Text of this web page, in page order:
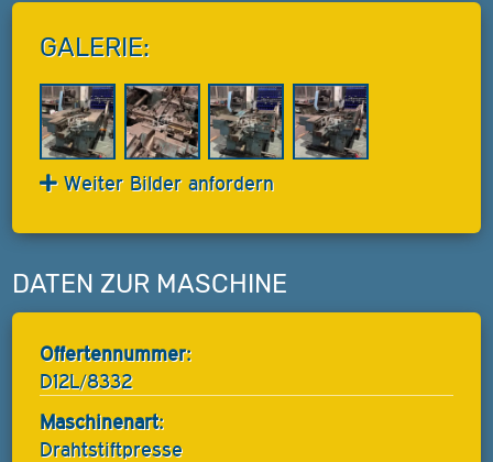
GALERIE:
Weiter Bilder anfordern
DATEN ZUR MASCHINE
Offertennummer:
D12L/8332
Maschinenart:
Drahtstiftpresse